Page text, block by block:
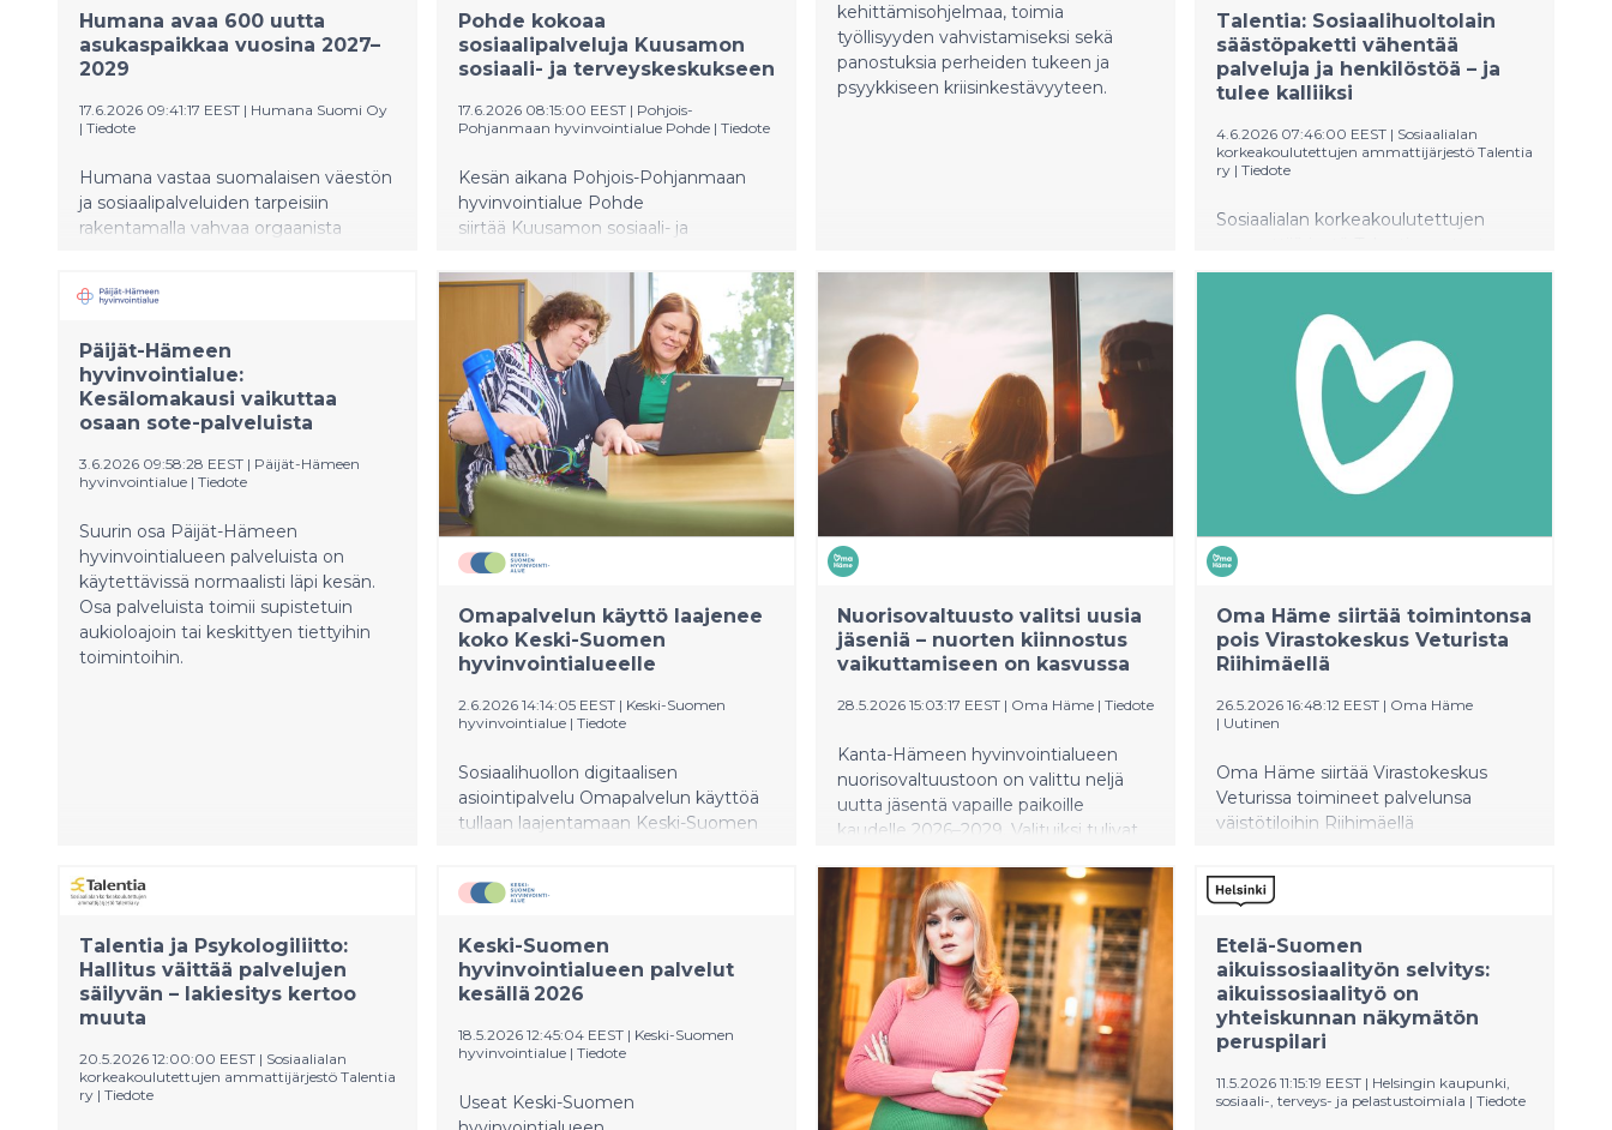
Humana avaa 600 uutta
asukaspaikkaa vuosina 2027–
2029
17.6.2026 09:41:17 EEST | Humana Suomi Oy
| Tiedote
Humana vastaa suomalaisen väestön
ja sosiaalipalveluiden tarpeisiin
rakentamalla vahvaa orgaanista
Pohde kokoaa
sosiaalipalveluja Kuusamon
sosiaali- ja terveyskeskukseen
17.6.2026 08:15:00 EEST | Pohjois-
Pohjanmaan hyvinvointialue Pohde | Tiedote
Kesän aikana Pohjois-​Pohjanmaan
hyvinvointialue Pohde
siirtää Kuusamon sosiaali-​ ja
muassa lapsiperheiden
palveluja, vammaispalvelut
sekä päihde-​ ja riippuvuuspalvelut.
kehittämisohjelmaa, toimia
työllisyyden vahvistamiseksi sekä
panostuksia perheiden tukeen ja
psyykkiseen kriisinkestävyyteen.
Talentia: Sosiaalihuoltolain
säästöpaketti vähentää
palveluja ja henkilöstöä – ja
tulee kalliiksi
4.6.2026 07:46:00 EEST | Sosiaalialan
korkeakoulutettujen ammattijärjestö Talentia
ry | Tiedote
Sosiaalialan korkeakoulutettujen
hallituksen esitystä sosiaalihuoltolain
uudistus heikentää asiakkaiden ja
sosiaalihuollon ammattilaisten
oikeusturvaa, kasvattaa kustannuksia
ja vaarantaa sosiaalipalvelujen
saatavuuden eri puolilla Suomea.
Päijät-Hämeen
hyvinvointialue:
Kesälomakausi vaikuttaa
osaan sote-palveluista
3.6.2026 09:58:28 EEST | Päijät-Hämeen
hyvinvointialue | Tiedote
Suurin osa Päijät-Hämeen
hyvinvointialueen palveluista on
käytettävissä normaalisti läpi kesän.
Osa palveluista toimii supistetuin
aukioloajoin tai keskittyen tiettyihin
toimintoihin.
Omapalvelun käyttö laajenee
koko Keski-Suomen
hyvinvointialueelle
2.6.2026 14:14:05 EEST | Keski-Suomen
hyvinvointialue | Tiedote
Sosiaalihuollon digitaalisen
asiointipalvelu Omapalvelun käyttöä
tullaan laajentamaan Keski-Suomen
käytössä vain Hankasalmen,
Muuramen ja Petäjäveden kuntien
asukkaille.
Nuorisovaltuusto valitsi uusia
jäseniä – nuorten kiinnostus
vaikuttamiseen on kasvussa
28.5.2026 15:03:17 EEST | Oma Häme | Tiedote
Kanta-Hämeen hyvinvointialueen
nuorisovaltuustoon on valittu neljä
uutta jäsentä vapaille paikoille
kaudelle 2026–2029. Valituiksi tulivat
Hirn ja Aada Roine. Jokaiselle valittiin
myös henkilökohtainen
varajäsen. Varajäseniksi valittiin Valo
Kiemunki, Joona Kallio, Aatos
Kauppinen ja Aino Koskinen. Tällä
hetkellä nuorisovaltuustossa toimii 22
kuntien nimeämää jäsentä – kaksi
nuorta jokaisesta Kanta-Hämeen
kunnasta. Nyt käyttöön otettujen
vapaiden paikkojen tavoitteena on
Oma Häme siirtää toimintonsa
pois Virastokeskus Veturista
Riihimäellä
26.5.2026 16:48:12 EEST | Oma Häme
| Uutinen
Oma Häme siirtää Virastokeskus
Veturissa toimineet palvelunsa
väistötiloihin Riihimäellä
vuoksi. Riihimäen kaupunki on
ilmoittanut, että rakennus on
Oma Hämeen toiminnoista siirtyy
Riihimäen sairaalan tiloihin (Kontiontie
77), myös asiakasposti siirretään
sinne. Veturissa aiemmin hoidetut
asiakastapaamiset hoidetaan tarpeen
mukaan eri tiloissa. Oma Hämeen
työntekijät ovat suoraan yhteydessä
Talentia ja Psykologiliitto:
Hallitus väittää palvelujen
säilyvän – lakiesitys kertoo
muuta
20.5.2026 12:00:00 EEST | Sosiaalialan
korkeakoulutettujen ammattijärjestö Talentia
ry | Tiedote
Keski-Suomen
hyvinvointialueen palvelut
kesällä 2026
18.5.2026 12:45:04 EEST | Keski-Suomen
hyvinvointialue | Tiedote
Useat Keski-Suomen
Etelä-Suomen
aikuissosiaalityön selvitys:
aikuissosiaalityö on
yhteiskunnan näkymätön
peruspilari
11.5.2026 11:15:19 EEST | Helsingin kaupunki,
sosiaali-, terveys- ja pelastustoimiala | Tiedote